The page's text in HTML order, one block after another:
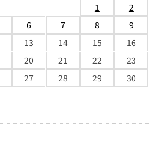
1
2
6 7 8
9
13 14 15
16
20 21 22
23
27 28 29
30